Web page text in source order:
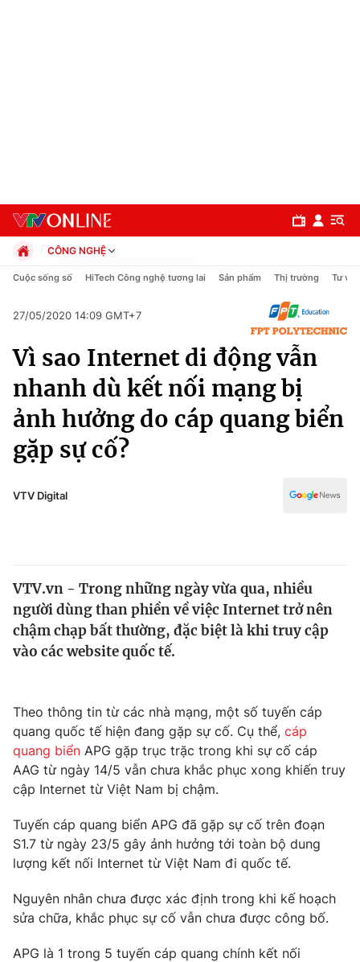
Chính trị
Xã hội
Pháp luật
Y tế
Tin tức
Thế giới đó đây
Câu chuyện quốc tế
Kinh tế
Tài chính
Dữ liệu và đời sống
Phim VTV
Hậu trường
Nhân vật
Khán giả
Giải sao mai
Giải trí
Điện ảnh
Sao
Đời sống
Du lịch
Làm đẹp
Giáo dục
Tuyển sinh
Học trực tuyến
Hitech Công nghệ tương lai
Sản phẩm
Giao lưu trực tuyến
CÔNG NGHỆ
Chính trị
Pháp luật
Thể thao
Truyền hình
Văn hóa - Giải trí
Y tế
Đời sống
Công nghệ
Cuộc sống số HiTech Công nghệ tương lai Sản phẩm Thị trường Tư vấn
27/05/2020 14:09 GMT+7
Vì sao Internet di động vẫn
nhanh dù kết nối mạng bị
ảnh hưởng do cáp quang biển
gặp sự cố?
VTV Digital
VTV.vn - Trong những ngày vừa qua, nhiều
người dùng than phiền về việc Internet trở nên
chậm chạp bất thường, đặc biệt là khi truy cập
vào các website quốc tế.
Theo thông tin từ các nhà mạng, một số tuyến cáp
quang quốc tế hiện đang gặp sự cố. Cụ thể, cáp
quang biển APG gặp trục trặc trong khi sự cố cáp
AAG từ ngày 14/5 vẫn chưa khắc phục xong khiến truy
cập Internet từ Việt Nam bị chậm.
Tuyến cáp quang biển APG đã gặp sự cố trên đoạn
S1.7 từ ngày 23/5 gây ảnh hưởng tới toàn bộ dung
lượng kết nối Internet từ Việt Nam đi quốc tế.
Nguyên nhân chưa được xác định trong khi kế hoạch
sửa chữa, khắc phục sự cố vẫn chưa được công bố.
APG là 1 trong 5 tuyến cáp quang chính kết nối